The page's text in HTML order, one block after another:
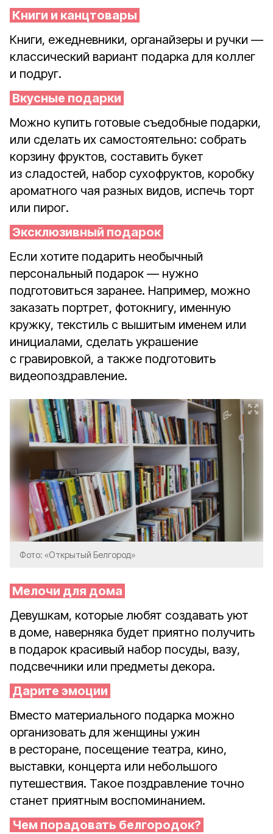
Книги и канцтовары
Книги, ежедневники, органайзеры и ручки —
классический вариант подарка для коллег
и подруг.
Вкусные подарки
Можно купить готовые съедобные подарки,
или сделать их самостоятельно: собрать
корзину фруктов, составить букет
из сладостей, набор сухофруктов, коробку
ароматного чая разных видов, испечь торт
или пирог.
Эксклюзивный подарок
Если хотите подарить необычный
персональный подарок — нужно
подготовиться заранее. Например, можно
заказать портрет, фотокнигу, именную
кружку, текстиль с вышитым именем или
инициалами, сделать украшение
с гравировкой, а также подготовить
видеопоздравление.
Фото: «Открытый Белгород»
Мелочи для дома
Девушкам, которые любят создавать уют
в доме, наверняка будет приятно получить
в подарок красивый набор посуды, вазу,
подсвечники или предметы декора.
Дарите эмоции
Вместо материального подарка можно
организовать для женщины ужин
в ресторане, посещение театра, кино,
выставки, концерта или небольшого
путешествия. Такое поздравление точно
станет приятным воспоминанием.
Чем порадовать белгородок?